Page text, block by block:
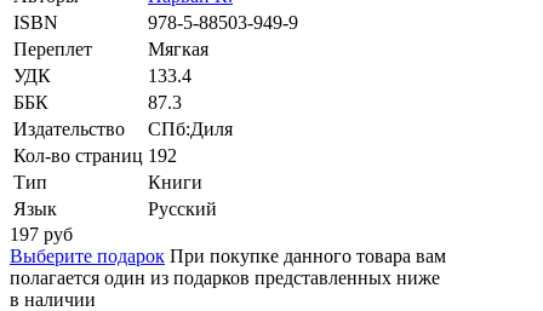
ISBN
978-5-88503-949-9
Переплет
Мягкая
УДК
133.4
ББК
87.3
Издательство
СПб:Диля
Кол-во страниц 192
Тип
Книги
Язык
Русский
197 руб
Выберите подарок При покупке данного товара вам
полагается один из подарков представленных ниже
в наличии